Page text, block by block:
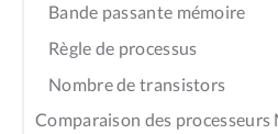
Bande passante mémoire
Règle de processus
Nombre de transistors
Comparaison des